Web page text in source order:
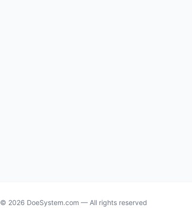
© 2026 DoeSystem.com — All rights reserved